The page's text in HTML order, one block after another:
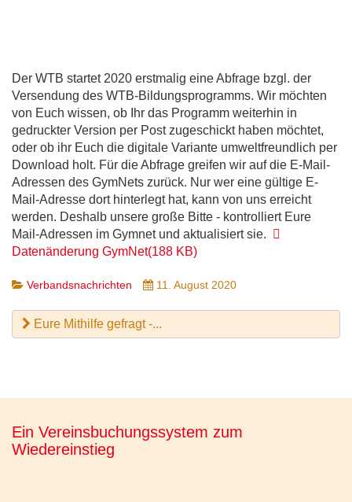
Der WTB startet 2020 erstmalig eine Abfrage bzgl. der
Versendung des WTB-Bildungsprogramms. Wir möchten
von Euch wissen, ob Ihr das Programm weiterhin in
gedruckter Version per Post zugeschickt haben möchtet,
oder ob ihr Euch die digitale Variante umweltfreundlich per
Download holt. Für die Abfrage greifen wir auf die E-Mail-
Adressen des GymNets zurück. Nur wer eine gültige E-
Mail-Adresse dort hinterlegt hat, kann von uns erreicht
werden. Deshalb unsere große Bitte - kontrolliert Eure
Mail-Adressen im Gymnet und aktualisiert sie.
Datenänderung GymNet(188 KB)
Verbandsnachrichten 11. August 2020
Eure Mithilfe gefragt -...
Ein Vereinsbuchungssystem zum
Wiedereinstieg